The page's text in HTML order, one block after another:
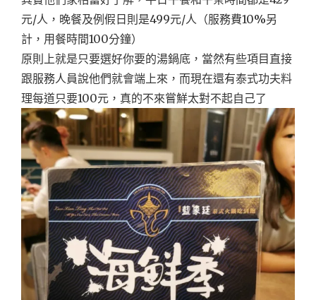
元/人，晚餐及例假日則是499元/人（服務費10%另
計，用餐時間100分鐘）
原則上就是只要選好你要的湯鍋底，當然有些項目直接
跟服務人員說他們就會端上來，而現在還有泰式功夫料
理每道只要100元，真的不來嘗鮮太對不起自己了